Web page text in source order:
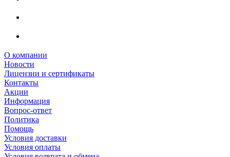
О компании
Новости
Лицензии и сертификаты
Контакты
Акции
Информация
Вопрос-ответ
Политика
Помощь
Условия доставки
Условия оплаты